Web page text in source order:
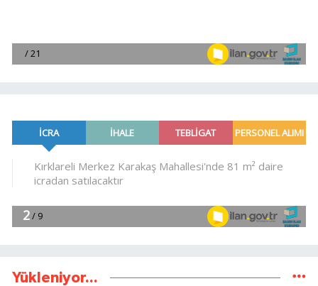
Yükleniyor...